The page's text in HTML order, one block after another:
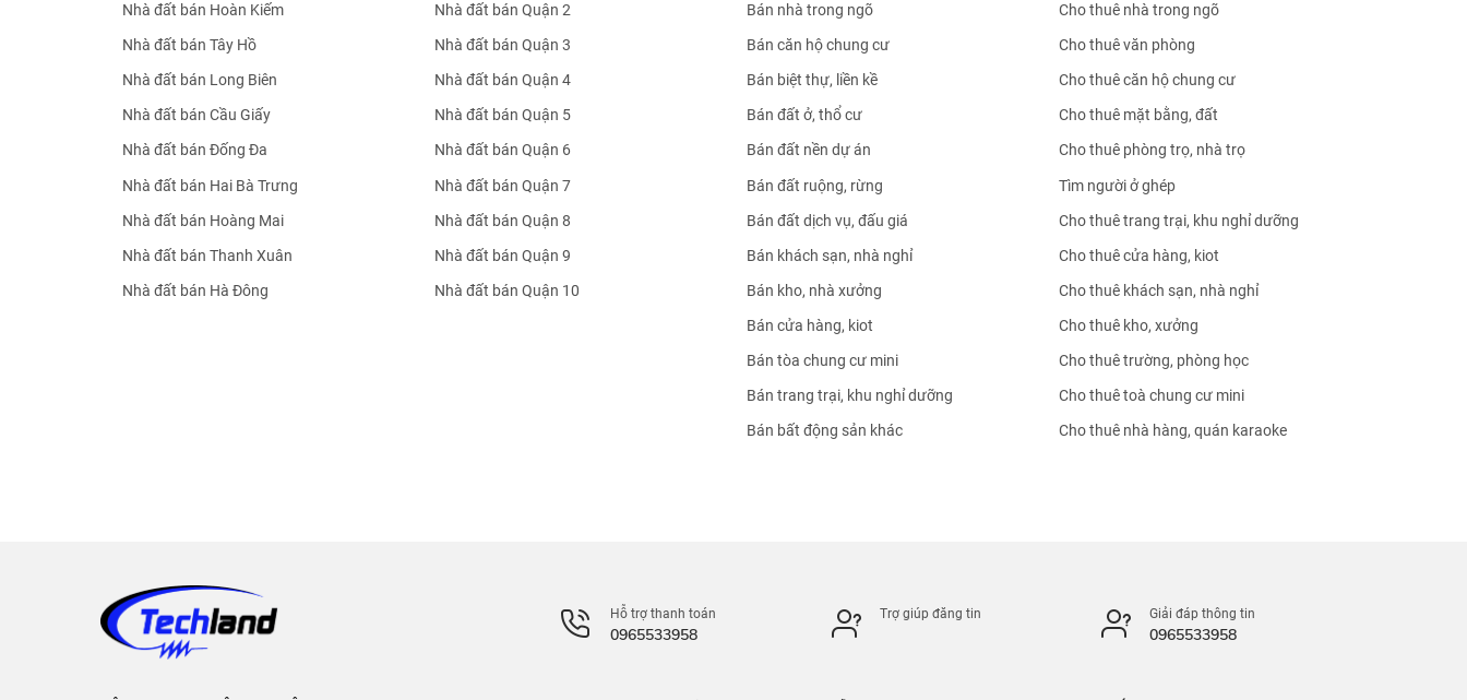
Nhà đất bán Hoàn Kiếm
Nhà đất bán Tây Hồ
Nhà đất bán Long Biên
Nhà đất bán Cầu Giấy
Nhà đất bán Đống Đa
Nhà đất bán Hai Bà Trưng
Nhà đất bán Hoàng Mai
Nhà đất bán Thanh Xuân
Nhà đất bán Hà Đông
Nhà đất bán Quận 2
Nhà đất bán Quận 3
Nhà đất bán Quận 4
Nhà đất bán Quận 5
Nhà đất bán Quận 6
Nhà đất bán Quận 7
Nhà đất bán Quận 8
Nhà đất bán Quận 9
Nhà đất bán Quận 10
Bán nhà trong ngõ
Bán căn hộ chung cư
Bán biệt thự, liền kề
Bán đất ở, thổ cư
Bán đất nền dự án
Bán đất ruộng, rừng
Bán đất dịch vụ, đấu giá
Bán khách sạn, nhà nghỉ
Bán kho, nhà xưởng
Bán cửa hàng, kiot
Bán tòa chung cư mini
Bán trang trại, khu nghỉ dưỡng
Bán bất động sản khác
Cho thuê nhà trong ngõ
Cho thuê văn phòng
Cho thuê căn hộ chung cư
Cho thuê mặt bằng, đất
Cho thuê phòng trọ, nhà trọ
Tìm người ở ghép
Cho thuê trang trại, khu nghỉ dưỡng
Cho thuê cửa hàng, kiot
Cho thuê khách sạn, nhà nghỉ
Cho thuê kho, xưởng
Cho thuê trường, phòng học
Cho thuê toà chung cư mini
Cho thuê nhà hàng, quán karaoke
Hỗ trợ thanh toán
0965533958
Trợ giúp đăng tin Giải đáp thông tin
0965533958